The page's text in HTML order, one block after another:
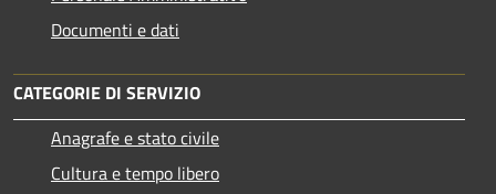
Documenti e dati
CATEGORIE DI SERVIZIO
Anagrafe e stato civile
Cultura e tempo libero